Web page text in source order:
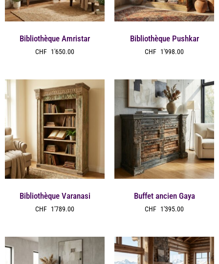
Bibliothèque Amristar
CHF 1'650.00
Bibliothèque Pushkar
CHF 1'998.00
Bibliothèque Varanasi
CHF 1'789.00
Buffet ancien Gaya
CHF 1'395.00